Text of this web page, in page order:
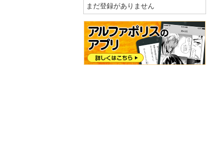
まだ登録がありません